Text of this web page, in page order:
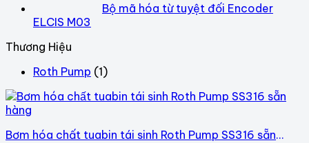
Bộ mã hóa từ tuyệt đối Encoder
ELCIS M03
Thương Hiệu
Roth Pump (1)
Bơm hóa chất tuabin tái sinh Roth Pump SS316 sẵn